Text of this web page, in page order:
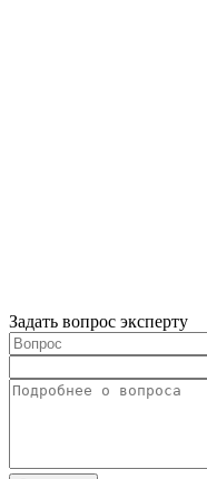
Задать вопрос эксперту